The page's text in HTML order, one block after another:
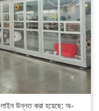
উন্নত করা হয়েছে: অ-